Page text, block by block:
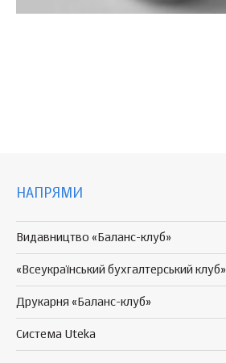
НАПРЯМИ
Видавництво «Баланс-клуб»
«Всеукраїнський бухгалтерський клуб»
Друкарня «Баланс-клуб»
Система Uteka